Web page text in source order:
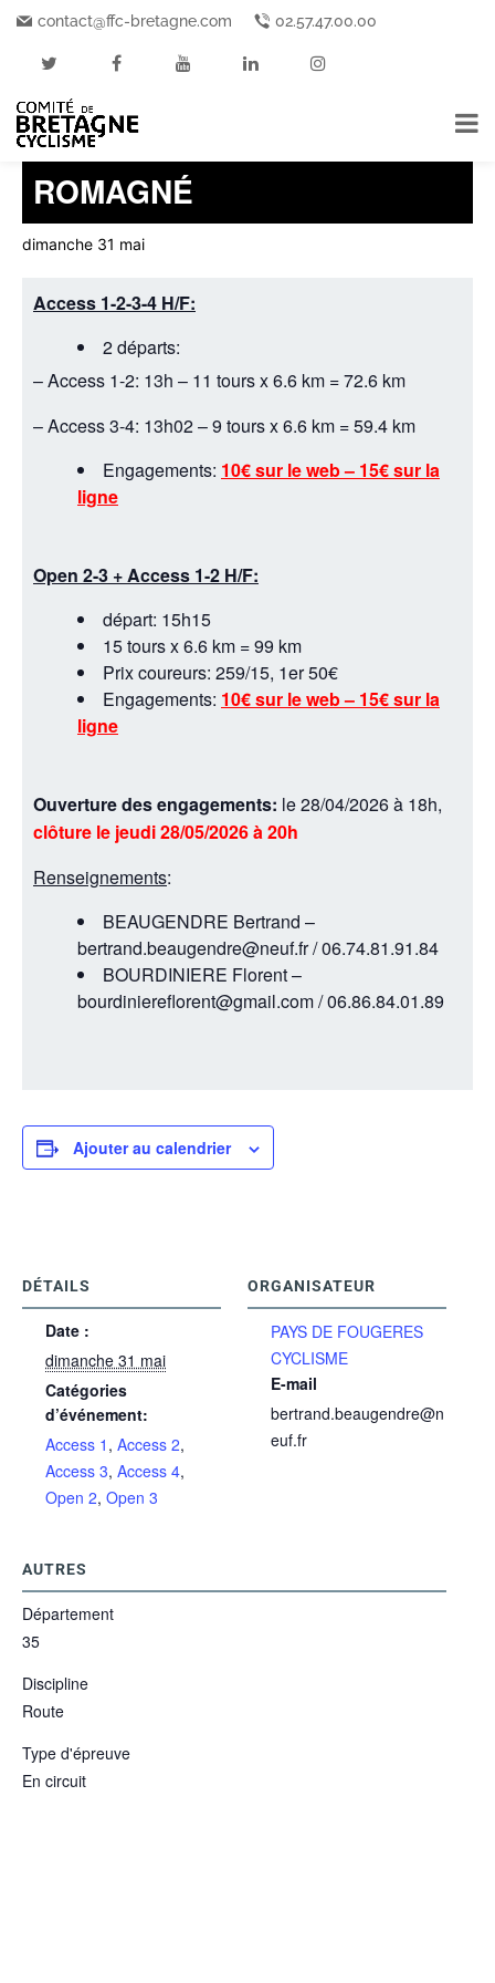
contact@ffc-bretagne.com 02.57.47.00.00
« Tous les Événements
Cet événement est passé.
ROMAGNÉ
dimanche 31 mai
Access 1-2-3-4 H/F:
2 départs:
– Access 1-2: 13h – 11 tours x 6.6 km = 72.6 km
– Access 3-4: 13h02 – 9 tours x 6.6 km = 59.4 km
Engagements: 10€ sur le web – 15€ sur la
ligne
Open 2-3 + Access 1-2 H/F:
départ: 15h15
15 tours x 6.6 km = 99 km
Prix coureurs: 259/15, 1er 50€
Engagements: 10€ sur le web – 15€ sur la
ligne
Ouverture des engagements: le 28/04/2026 à 18h,
clôture le jeudi 28/05/2026 à 20h
Renseignements:
BEAUGENDRE Bertrand –
bertrand.beaugendre@neuf.fr / 06.74.81.91.84
BOURDINIERE Florent –
bourdiniereflorent@gmail.com / 06.86.84.01.89
Ajouter au calendrier
DÉTAILS
Date :
dimanche 31 mai
Catégories
d’événement:
Access 1 , Access 2,
Access 3, Access 4,
Open 2, Open 3
ORGANISATEUR
PAYS DE FOUGERES
CYCLISME
E-mail
bertrand.beaugendre@n
euf.fr
AUTRES
Département
35
Discipline
Route
Type d'épreuve
En circuit